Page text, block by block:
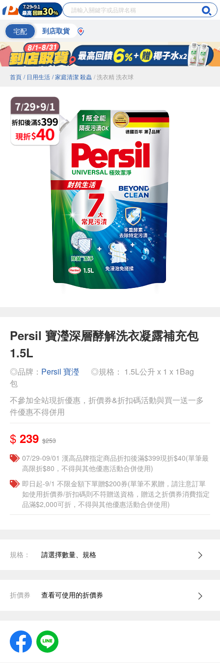
宅配 到店取貨
首頁 / 日用生活 / 家庭清潔 殺蟲 / 洗衣精 洗衣球
Persil 寶瀅深層酵解洗衣凝露補充包
1.5L
◎品牌： Persil 寶瀅
◎規格： 1.5L公升 x 1 x 1Bag
包
不參加全站現折優惠，折價券&折扣碼活動與買一送一多
件優惠不得併用
$ 239 $253
07/29-09/01 漢高品牌指定商品折扣後滿$399現折$40(單筆最
高限折$80，不得與其他優惠活動合併使用)
即日起-9/1 不限金額下單贈$200券(單筆不累贈，請注意訂單
如使用折價券/折扣碼則不符贈送資格，贈送之折價券消費指定
品滿$2,000可折，不得與其他優惠活動合併使用)
規格： 請選擇數量、規格
折價券 查看可使用的折價券